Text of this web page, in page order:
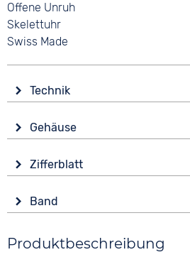
Offene Unruh
Skelettuhr
Swiss Made
Technik
Automatik
Funktionen
Leuchtzeiger / -ziffern
Wasserdicht
5 bar
Gehäuse
Saphirglas
Form
Rund
Material
Zifferblatt
Analog
Blau
Band
Silber
Produktbeschreibung